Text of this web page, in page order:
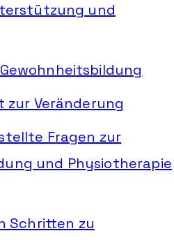
und
zur Veränderung
Fragen zur
und Physiotherapie
Schritten zu